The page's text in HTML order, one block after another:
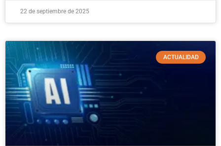
22 de septiembre de 2025
ACTUALIDAD